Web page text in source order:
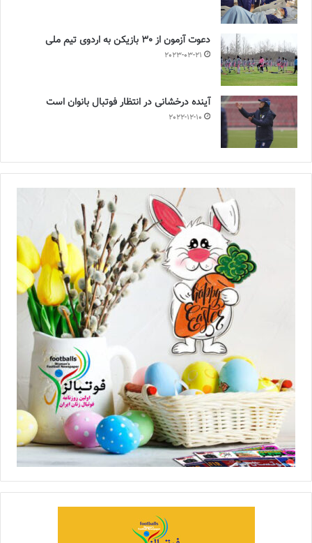
دعوت آزمون از 30 بازیکن به اردوی تیم ملی
2023-03-21
آینده درخشانی در انتظار فوتبال بانوان است
2022-12-10